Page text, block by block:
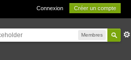
Connexion Créer un compte
Membres